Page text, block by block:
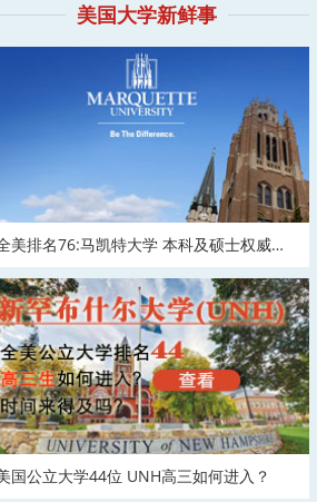
美国大学新鲜事
美排名76:马凯特大学 本科及硕士权威申
！
国公立大学44位 UNH高三如何进入？